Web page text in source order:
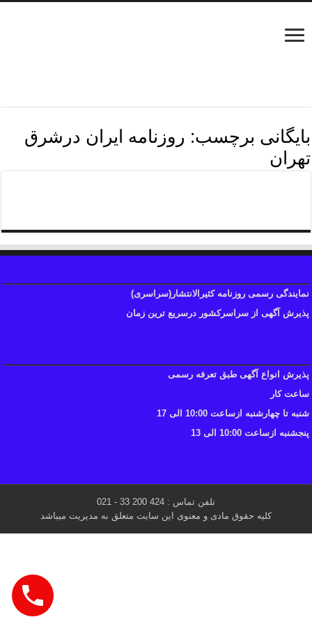
بایگانی برچسب: روزنامه ایران درشرق
تهران
نمایندگی رسمی روزنامه کثیرالانتشار(سراسری)
پذیرش آگهی از سراسرکشور درسریع ترین زمان
پذیرش انواع آگهی طبق تعرفه رسمی
ساعت کار
شنبه تا چهارشنبه ازساعت 10:00 الی 17
پنجشنبه ازساعت 10:00 الی 13
تلفن تماس : 424 200 33 - 021
کلیه حقوق مادی و معنوی این سایت متعلق به مدیریت میباشد